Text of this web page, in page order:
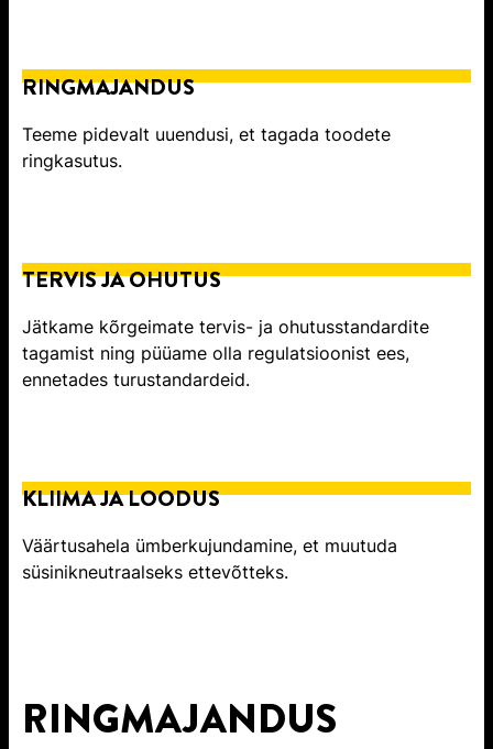
RINGMAJANDUS
Teeme pidevalt uuendusi, et tagada toodete
ringkasutus.
TERVIS JA OHUTUS​
Jätkame kõrgeimate tervis- ja ohutusstandardite
tagamist ning püüame olla regulatsioonist ees,
ennetades turustandardeid.
KLIIMA JA LOODUS​
Väärtusahela ümberkujundamine, et muutuda
süsinikneutraalseks ettevõtteks.
RINGMAJANDUS